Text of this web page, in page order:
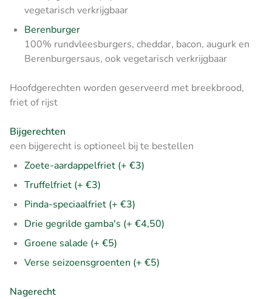
vegetarisch verkrijgbaar
Berenburger
100% rundvleesburgers, cheddar, bacon, augurk en
Berenburgersaus, ook vegetarisch verkrijgbaar
Hoofdgerechten worden geserveerd met breekbrood,
friet of rijst
Bijgerechten
een bijgerecht is optioneel bij te bestellen
Zoete-aardappelfriet (+ €3)
Truffelfriet (+ €3)
Pinda-speciaalfriet (+ €3)
Drie gegrilde gamba's (+ €4,50)
Groene salade (+ €5)
Verse seizoensgroenten (+ €5)
Nagerecht